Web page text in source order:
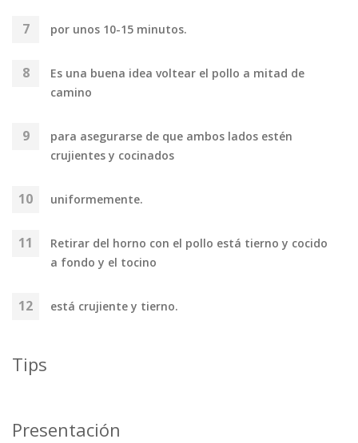
por unos 10-15 minutos.
Es una buena idea voltear el pollo a mitad de
camino
para asegurarse de que ambos lados estén
crujientes y cocinados
uniformemente.
Retirar del horno con el pollo está tierno y cocido
a fondo y el tocino
está crujiente y tierno.
Tips
Presentación